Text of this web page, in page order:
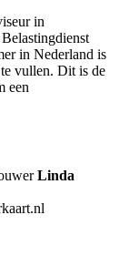
in
in Nederland is
vullen. Dit is de
een
Linda